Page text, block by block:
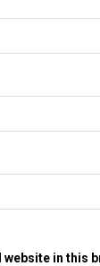
website in this